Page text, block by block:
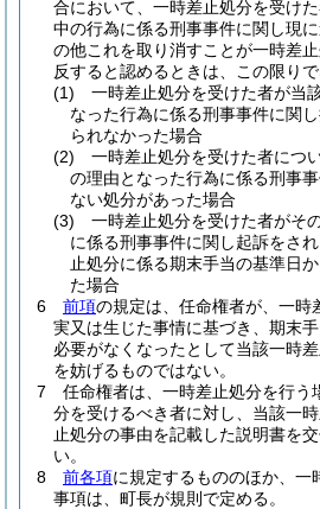
合において、一時差止処分を受け
中の行為に係る刑事事件に関し現
の他これを取り消すことが一時差
反すると認めるときは、この限りで
(1)
一時差止処分を受けた者が当
なった行為に係る刑事事件に関
られなかった場合
(2)
一時差止処分を受けた者につ
の理由となった行為に係る刑事
ない処分があった場合
(3)
一時差止処分を受けた者がそ
に係る刑事事件に関し起訴をさ
止処分に係る期末手当の基準日
た場合
6
前項の規定は、任命権者が、一時
実又は生じた事情に基づき、期末
必要がなくなったとして当該一時
を妨げるものではない。
7
任命権者は、一時差止処分を行う
分を受けるべき者に対し、当該一
止処分の事由を記載した説明書を
い。
8
前各項に規定するもののほか、一
事項は、町長が規則で定める。